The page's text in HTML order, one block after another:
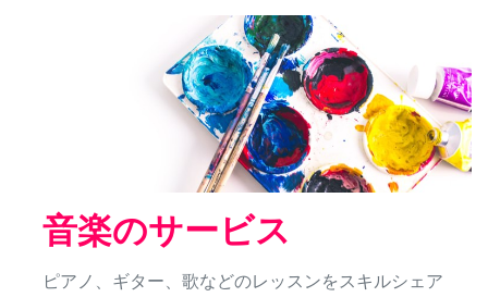
音楽のサービス
ピアノ、ギター、歌などのレッスンをスキルシェア